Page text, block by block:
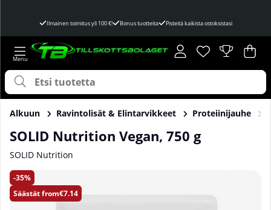
Ilmainen toimitus yli 100 €! Bonus tuotteita Pisteitä kaikista ostoksistasi
Toivelista
Lukumäärä
. .
Alkuun Ravintolisät & Elintarvikkeet Proteiinijauhe
SOLID Nutrition Vegan, 750 g
SOLID Nutrition
35
Säästätfrom€7.14
Tuotekuvat SOLID Nutrition Vegan, 750 g